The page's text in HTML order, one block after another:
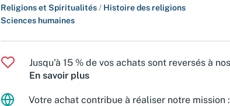
Religions et Spiritualités / Histoire des religions
Sciences humaines
Jusqu'à 15 % de vos achats sont reversés à
En savoir plus
Votre achat contribue à réaliser notre mission